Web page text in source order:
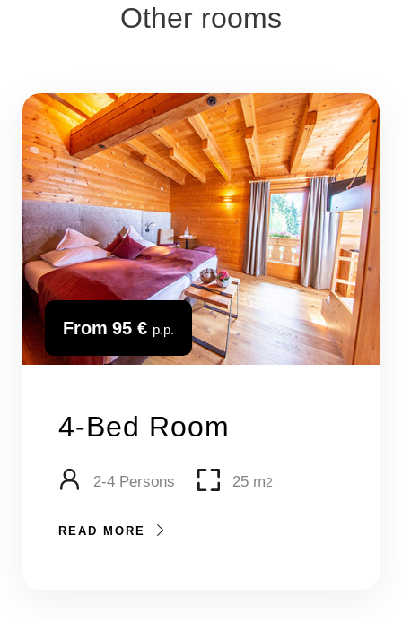
Other rooms
From 95 € p.p.
4-Bed Room
2-4 Persons 25 m2
READ MORE